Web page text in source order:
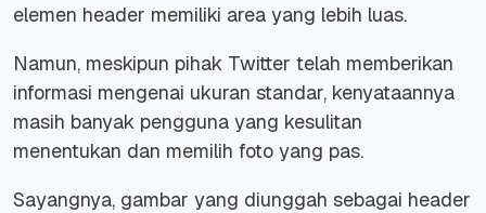
elemen header memiliki area yang lebih luas.
Namun, meskipun pihak Twitter telah memberikan
informasi mengenai ukuran standar, kenyataannya
masih banyak pengguna yang kesulitan
menentukan dan memilih foto yang pas.
Sayangnya, gambar yang diunggah sebagai header